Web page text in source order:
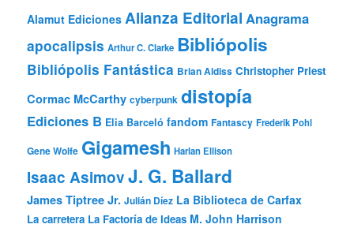
Alamut Ediciones Alianza Editorial Anagrama
apocalipsis Arthur C. Clarke Bibliópolis
Bibliópolis Fantástica Brian Aldiss Christopher Priest
Cormac McCarthy cyberpunk distopía
Ediciones B Elia Barceló fandom Fantascy Frederik Pohl
Gene Wolfe Gigamesh Harlan Ellison
Isaac AsimovJ. G. Ballard
James Tiptree Jr. Julián Díez La Biblioteca de Carfax
La carretera La Factoría de Ideas M. John Harrison